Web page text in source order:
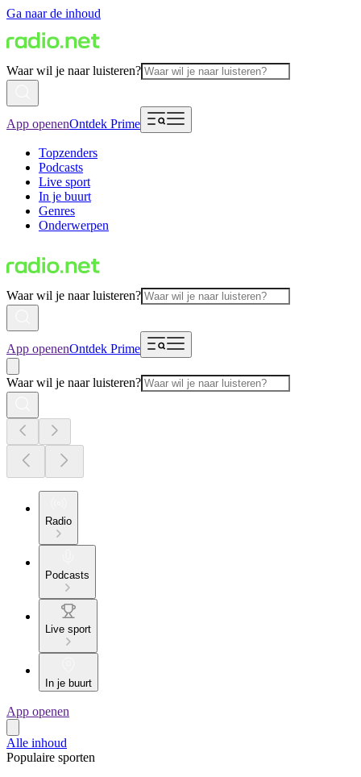
Ga naar de inhoud
Waar wil je naar luisteren?
App openenOntdek Prime
Topzenders
Podcasts
Live sport
In je buurt
Genres
Onderwerpen
Waar wil je naar luisteren?
App openenOntdek Prime
Waar wil je naar luisteren?
Radio
Podcasts
Live sport
In je buurt
App openen
Alle inhoud
Populaire sporten